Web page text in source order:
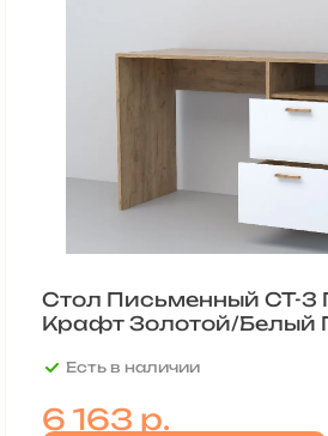
Стол Письменный СТ-3
Крафт Золотой/Белый
Есть в наличии
6 163 р.